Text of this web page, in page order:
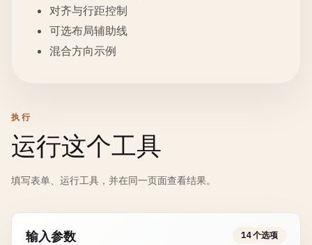
对齐与行距控制
可选布局辅助线
混合方向示例
执行
运行这个工具
填写表单、运行工具，并在同一页面查看结果。
输入参数 14 个选项